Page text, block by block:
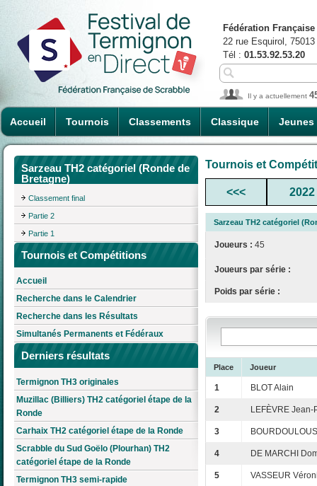
Accueil Tournois Classements Classique Jeunes
Fédération
22 rue Esquirol,
Tél : 01.53.92.53.20
Il y a actuellement
Sarzeau TH2 catégoriel (Ronde de
Bretagne)
Classement final
Partie 2
Partie 1
Tournois et Compétitions
Accueil
Recherche dans le Calendrier
Recherche dans les Résultats
Simultanés Permanents et Fédéraux
Derniers résultats
Termignon TH3 originales
Muzillac (Billiers) TH2 catégoriel étape de la
Ronde
Carhaix TH2 catégoriel étape de la Ronde
Scrabble du Sud Goëlo (Plourhan) TH2
catégoriel étape de la Ronde
Termignon TH3 semi-rapide
Tournois et
<<< 2022
Sarzeau TH2 catégoriel
Joueurs : 45
Joueurs par série :
Poids par série :
Place Joueur
1 BLOT Alain
2 LEFÈVRE Jean-
3
4 DE MARCHI
5 VASSEUR